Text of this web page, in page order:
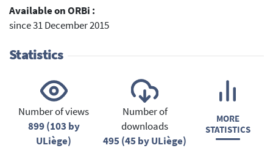
Available on ORBi :
since 31 December 2015
Statistics
Number of views
899 (103 by
ULiège)
Number of
downloads
495 (45 by ULiège)
MORE
STATISTICS